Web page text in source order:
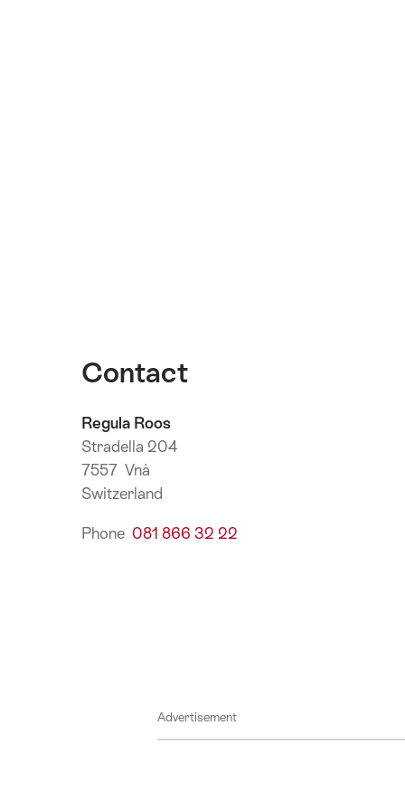
Contact
Regula Roos
Stradella 204
7557 Vnà
Switzerland
Phone 081 866 32 22
Advertisement